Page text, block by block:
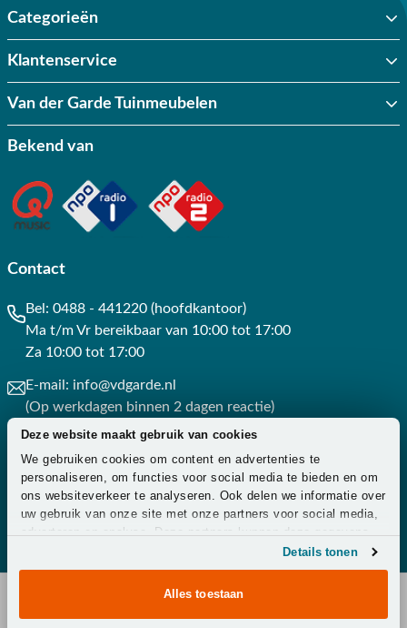
Deze website maakt gebruik van cookies
We gebruiken cookies om content en advertenties te
personaliseren, om functies voor social media te bieden en om
ons websiteverkeer te analyseren. Ook delen we informatie over
uw gebruik van onze site met onze partners voor social media,
adverteren en analyse. Deze partners kunnen deze gegevens
combineren met andere informatie die u aan ze heeft verstrekt
of die ze hebben verzameld op basis van uw gebruik van hun
Details tonen
Alles toestaan
Categorieën
Klantenservice
Van der Garde Tuinmeubelen
Bekend van
Contact
Bel: 0488 - 441220 (hoofdkantoor)
Ma t/m Vr bereikbaar van 10:00 tot 17:00
Za 10:00 tot 17:00
E-mail: info@vdgarde.nl
(Op werkdagen binnen 2 dagen reactie)
Whatsapp: 0488441220
(Op werkdagen binnen 3 uur reactie)
Contact